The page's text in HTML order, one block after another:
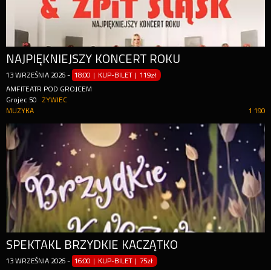
NAJPIĘKNIEJSZY KONCERT ROKU
13 WRZEŚNIA 2026 - 18:00 | KUP-BILET |119zł
AMFITEATR POD GROJCEM
Grojec 50
ŻYWIEC
1 190
MUZYKA
SPEKTAKL BRZYDKIE KACZĄTKO
13 WRZEŚNIA 2026 - 16:00 | KUP-BILET | 75zł